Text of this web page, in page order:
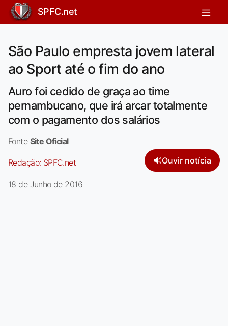
SPFC.net
São Paulo empresta jovem lateral
ao Sport até o fim do ano
Auro foi cedido de graça ao time
pernambucano, que irá arcar totalmente
com o pagamento dos salários
Fonte Site Oficial
Redação: SPFC.net 🔊Ouvir notícia
18 de Junho de 2016